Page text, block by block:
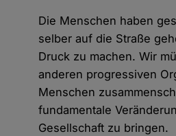
Die Menschen haben
selber auf die Straße
Druck zu machen. Wir
anderen progressiven
Menschen
fundamentale
Gesellschaft zu bringen.